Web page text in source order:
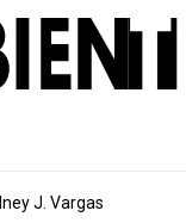
J. Vargas